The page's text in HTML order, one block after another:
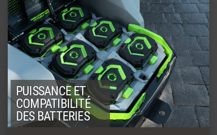
PUISSANCE ET
COMPATIBILITÉ
DES BATTERIES